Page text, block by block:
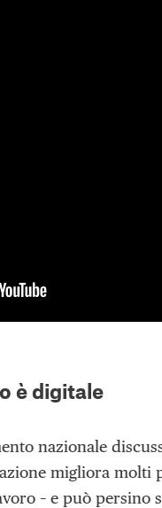
è digitale
nazionale
migliora
– e può persino